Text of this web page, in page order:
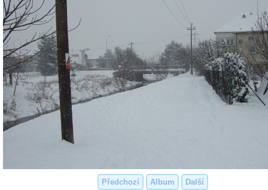
Předchozí Album Další